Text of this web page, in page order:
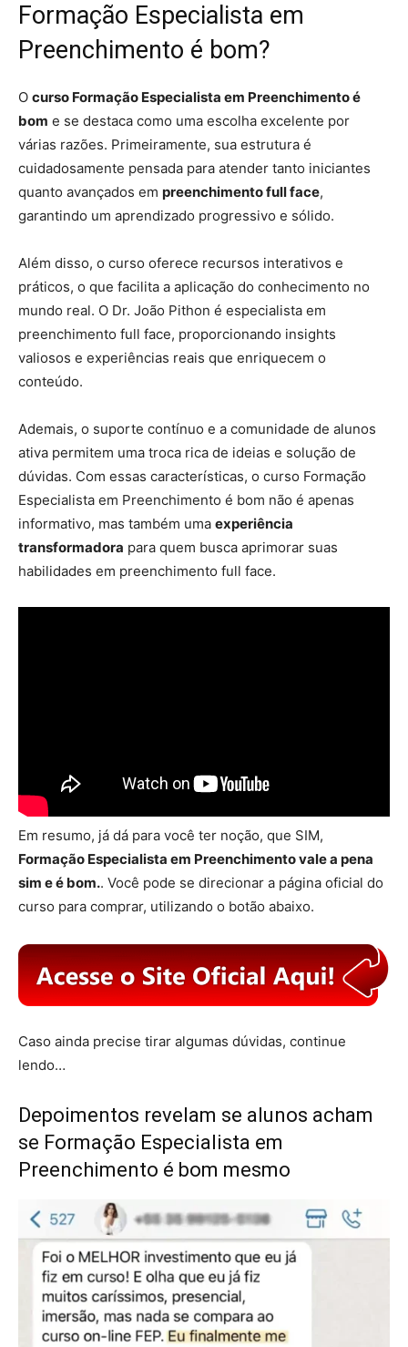
Formação Especialista em
Preenchimento é bom?
O curso Formação Especialista em Preenchimento é
bom e se destaca como uma escolha excelente por
várias razões. Primeiramente, sua estrutura é
cuidadosamente pensada para atender tanto iniciantes
quanto avançados em preenchimento full face,
garantindo um aprendizado progressivo e sólido.
Além disso, o curso oferece recursos interativos e
práticos, o que facilita a aplicação do conhecimento no
mundo real. O Dr. João Pithon é especialista em
preenchimento full face, proporcionando insights
valiosos e experiências reais que enriquecem o
conteúdo.
Ademais, o suporte contínuo e a comunidade de alunos
ativa permitem uma troca rica de ideias e solução de
dúvidas. Com essas características, o curso Formação
Especialista em Preenchimento é bom não é apenas
informativo, mas também uma experiência
transformadora para quem busca aprimorar suas
habilidades em preenchimento full face.
Em resumo, já dá para você ter noção, que SIM,
Formação Especialista em Preenchimento vale a pena
sim e é bom.. Você pode se direcionar a página oficial do
curso para comprar, utilizando o botão abaixo.
Caso ainda precise tirar algumas dúvidas, continue
lendo…
Depoimentos revelam se alunos acham
se Formação Especialista em
Preenchimento é bom mesmo